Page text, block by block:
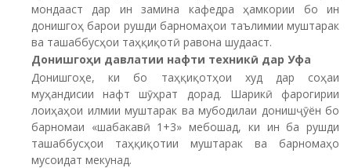
мондааст дар ин замина кафедра ҳамкории бо ин
донишгоҳ барои рушди барномаҳои таълимии муштарак
ва ташаббусҳои таҳқиқотӣ равона шудааст.
Донишгоҳи давлатии нафти техникӣ дар Уфа
Донишгоҳе, ки бо таҳқиқотҳои худ дар соҳаи
муҳандисии нафт шӯҳрат дорад. Шарикӣ фарогирии
лоиҳаҳои илмии муштарак ва мубодилаи донишҷӯён бо
барномаи «шабакавӣ 1+3» мебошад, ки ин ба рушди
ташаббусҳои таҳқиқотии муштарак ва барномаҳо
мусоидат мекунад.